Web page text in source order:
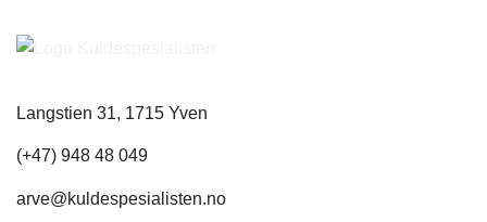
Langstien 31, 1715 Yven
(+47) 948 48 049
arve@kuldespesialisten.no